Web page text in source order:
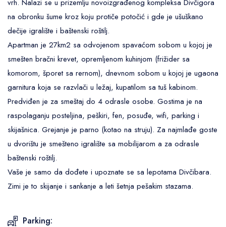
vrh. Nalazi se u prizemlju novoizgrađenog kompleksa Divčigora
na obronku šume kroz koju protiče potočić i gde je ušuškano
dečije igralište i baštenski roštilj.
Apartman je 27km2 sa odvojenom spavaćom sobom u kojoj je
smešten bračni krevet, opremljenom kuhinjom (frižider sa
komorom, šporet sa rernom), dnevnom sobom u kojoj je ugaona
garnitura koja se razvlači u ležaj, kupatilom sa tuš kabinom.
Predviđen je za smeštaj do 4 odrasle osobe. Gostima je na
raspolaganju posteljina, peškiri, fen, posuđe, wifi, parking i
skijašnica. Grejanje je parno (kotao na struju). Za najmlađe goste
u dvorištu je smešteno igralište sa mobilijarom a za odrasle
baštenski roštilj.
Vaše je samo da dođete i upoznate se sa lepotama Divčibara.
Zimi je to skijanje i sankanje a leti šetnja pešakim stazama.
Parking: